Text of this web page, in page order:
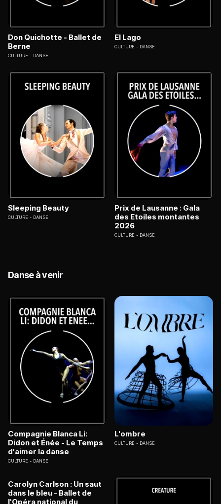
Don Quichotte - Ballet de
Berne
CULTURE DANSE
El Lago
CULTURE DANSE
Sleeping Beauty
CULTURE DANSE
Prix de Lausanne : Gala
des Etoiles montantes
2026
CULTURE DANSE
Danse à venir
Compagnie Blanca Li:
Didon et Énée - Le Temps
d'aimer la danse
CULTURE DANSE
L'ombre
CULTURE DANSE
Carolyn Carlson : Un saut
dans le bleu - Ballet de
l'Opéra national du